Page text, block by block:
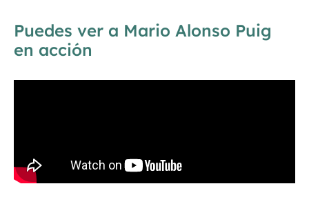
Puedes ver a Mario Alonso Puig
en acción